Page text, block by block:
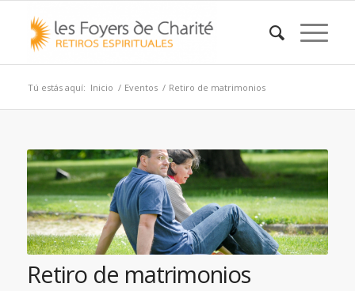
Tú estás aquí: Inicio / Eventos / Retiro de matrimonios
Retiro de matrimonios